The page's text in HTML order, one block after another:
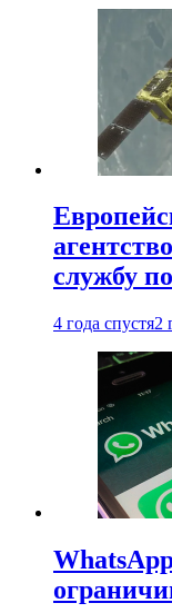
службу
4 года спустя2